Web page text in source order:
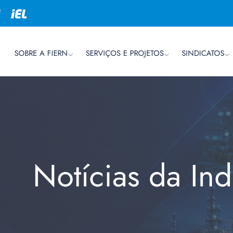
SOBRE A FIERN SERVIÇOS E PROJETOS SINDICATOS
Notícias da